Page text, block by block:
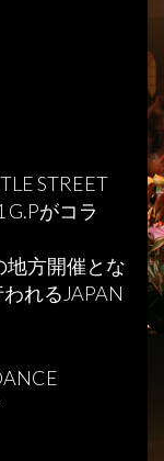
STREET
G.Pがコラ
地方開催とな
れるJAPAN